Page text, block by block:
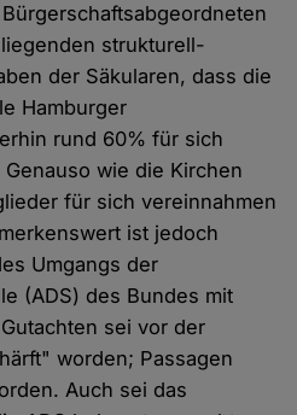
strukturell-
der Säkularen, dass die
Hamburger
rund 60% für sich
wie die Kirchen
für sich vereinnahmen
ist jedoch
Umgangs der
(ADS) des Bundes mit
sei vor der
worden; Passagen
Auch sei das